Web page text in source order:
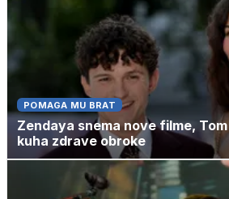
POMAGA MU BRAT
Zendaya snema nove filme,
kuha zdrave obroke